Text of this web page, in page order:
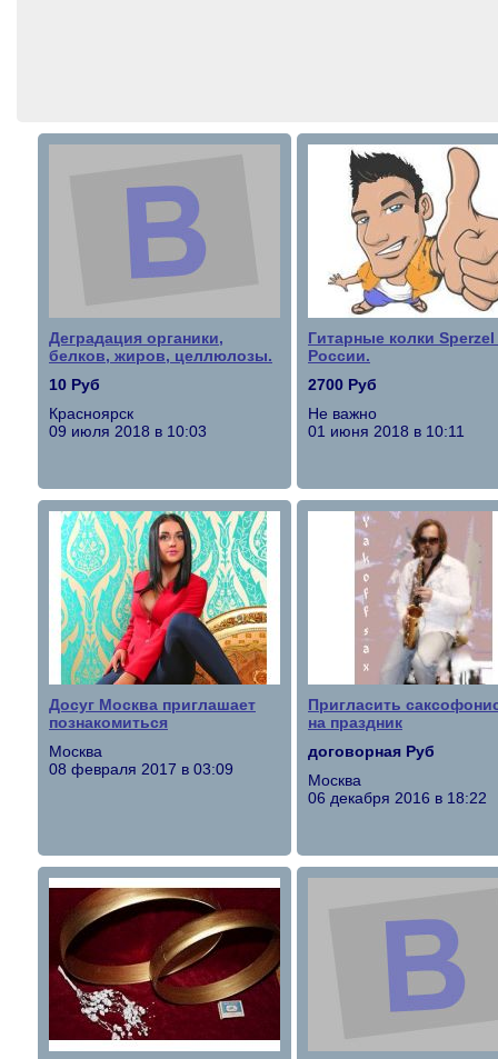
Деградация органики,
белков, жиров, целлюлозы.
10 Руб
Красноярск
09 июля 2018 в 10:03
Гитарные колки
России.
2700 Руб
Не важно
01 июня 2018 в 10:11
Досуг Москва приглашает
познакомиться
Москва
08 февраля 2017 в 03:09
Пригласить
на праздник
договорная Руб
Москва
06 декабря 2016 в 18:22